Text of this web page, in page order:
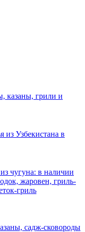
казаны, грили и
из Узбекистана в
чугуна: в наличии
жаровен, гриль-
гриль
садж-сковороды